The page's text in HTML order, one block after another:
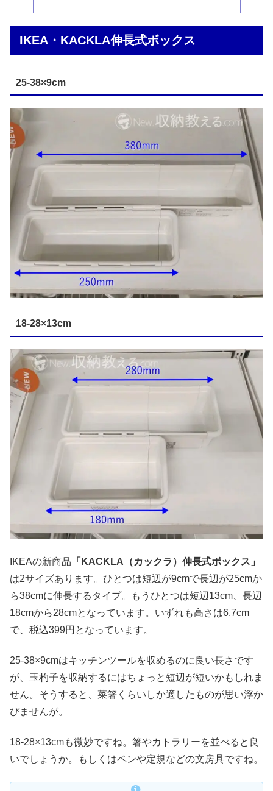
IKEA・KACKLA伸長式ボックス
25-38×9cm
18-28×13cm
IKEAの新商品 「KACKLA（カックラ）伸長式ボックス」
は2サイズあります。ひとつは短辺が9cmで長辺が25cmか
ら38cmに伸長するタイプ。もうひとつは短辺13cm、長辺
18cmから28cmとなっています。いずれも高さは6.7cm
で、税込399円となっています。
25-38×9cmはキッチンツールを収めるのに良い長さです
が、玉杓子を収納するにはちょっと短辺が短いかもしれま
せん。そうすると、菜箸くらいしか適したものが思い浮か
びませんが。
18-28×13cmも微妙ですね。箸やカトラリーを並べると良
いでしょうか。もしくはペンや定規などの文房具ですね。